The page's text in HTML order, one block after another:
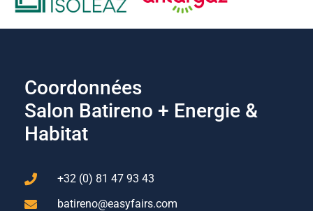
Coordonnées
Salon Batireno + Energie &
Habitat
+32 (0) 81 47 93 43
batireno@easyfairs.com